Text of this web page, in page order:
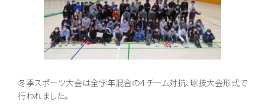
コンテンツ
組織・沿革
池高とは
総合コース [札幌本
校]
冬季スポーツ大会は全学年混合の４チーム対抗、球技大会形式で
行われました。